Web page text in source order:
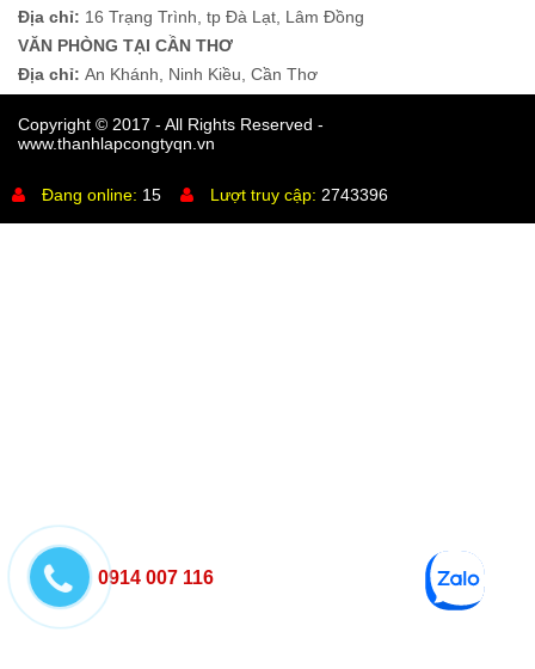
Địa chỉ: 16 Trạng Trình, tp Đà Lạt, Lâm Đồng
VĂN PHÒNG TẠI CẦN THƠ
Địa chỉ: An Khánh, Ninh Kiều, Cần Thơ
Copyright © 2017 - All Rights Reserved -
www.thanhlapcongtyqn.vn
Đang online: 15 Lượt truy cập: 2743396
0914 007 116